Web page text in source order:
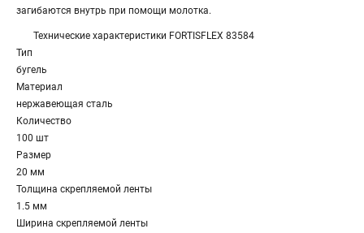
загибаются внутрь при помощи молотка.
Технические характеристики FORTISFLEX 83584
Тип
бугель
Материал
нержавеющая сталь
Количество
100 шт
Размер
20 мм
Толщина скрепляемой ленты
1.5 мм
Ширина скрепляемой ленты